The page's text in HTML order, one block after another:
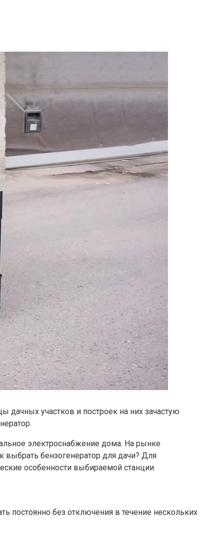
дачных участков и построек на них зачастую
электроснабжение дома. На рынке
выбрать бензогенератор для дачи? Для
особенности выбираемой станции.
постоянно без отключения в течение нескольких